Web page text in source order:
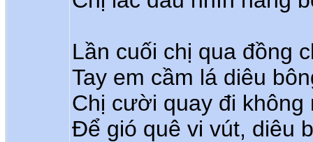
Lần cuối chị qua đồng
Tay em cầm lá diêu
Chị cười quay đi không
Để gió quê vi vút, diêu